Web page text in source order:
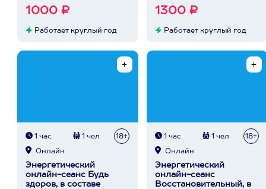
1000 ₽
Работает круглый год
1300 ₽
Работает круглый год
1 час 1 чел 18+
Онлайн
Энергетический
онлайн-сеанс Будь
здоров, в составе
1 час 1 чел 18+
Онлайн
Энергетический
онлайн-сеанс
Восстановительный, в